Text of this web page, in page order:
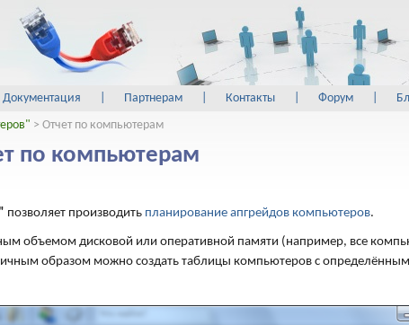
Документация Партнерам Контакты Форум
> Отчет по компьютерам
по компьютерам
позволяет производить планирование апгрейдов компьютеров.
объемом дисковой или оперативной памяти (например, все
образом можно создать таблицы компьютеров с